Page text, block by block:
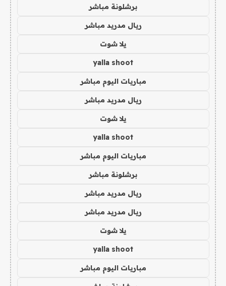
برشلونة مباشر
ريال مدريد مباشر
يلا شوت
yalla shoot
مباريات اليوم مباشر
ريال مدريد مباشر
يلا شوت
yalla shoot
مباريات اليوم مباشر
برشلونة مباشر
ريال مدريد مباشر
ريال مدريد مباشر
يلا شوت
yalla shoot
مباريات اليوم مباشر